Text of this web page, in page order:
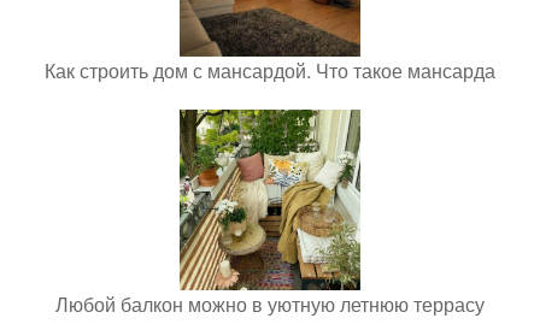
Как строить дом с мансардой. Что такое мансарда
Любой балкон можно в уютную летнюю террасу